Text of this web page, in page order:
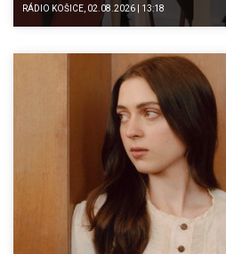
RÁDIO KOŠICE, 02.08.2026 | 13:18